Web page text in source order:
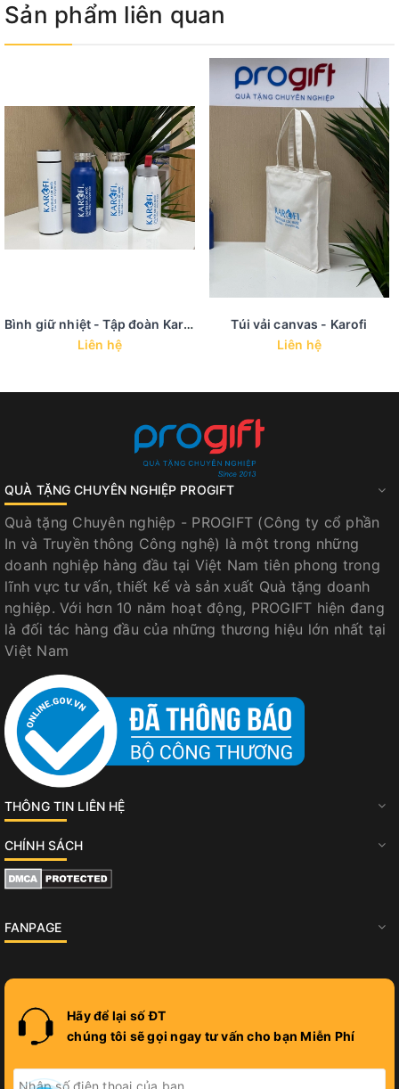
Sản phẩm liên quan
Bình giữ nhiệt - Tập đoàn Karofi
Liên hệ
Túi vải canvas - Karofi
Liên hệ
QUÀ TẶNG CHUYÊN NGHIỆP PROGIFT
Quà tặng Chuyên nghiệp - PROGIFT (Công ty cổ phần
In và Truyền thông Công nghệ) là một trong những
doanh nghiệp hàng đầu tại Việt Nam tiên phong trong
lĩnh vực tư vấn, thiết kế và sản xuất Quà tặng doanh
nghiệp. Với hơn 10 năm hoạt động, PROGIFT hiện đang
là đối tác hàng đầu của những thương hiệu lớn nhất tại
Việt Nam
THÔNG TIN LIÊN HỆ
CHÍNH SÁCH
FANPAGE
Hãy để lại số ĐT
chúng tôi sẽ gọi ngay tư vấn cho bạn Miễn Phí